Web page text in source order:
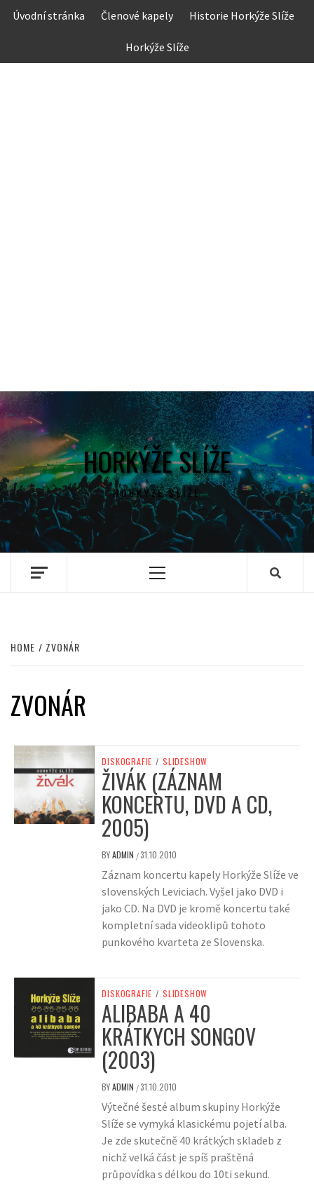
Skip
Úvodní stránka Členové kapely Historie Horkýže Slíže
Horkýže Slíže
HORKÝŽE SLÍŽE
HORKÝŽE SLÍŽE
Primary
HOME ZVONÁR
ZVONÁR
DISKOGRAFIE / SLIDESHOW
ŽIVÁK (ZÁZNAM
KONCERTU, DVD A CD,
2005)
BYADMIN /31.10.2010
Záznam koncertu kapely Horkýže Slíže ve
slovenských Leviciach. Vyšel jako DVD i
jako CD. Na DVD je kromě koncertu také
kompletní sada videoklipů tohoto
punkového kvarteta ze Slovenska.
DISKOGRAFIE / SLIDESHOW
ALIBABA A 40
KRÁTKYCH SONGOV
(2003)
BYADMIN /31.10.2010
Výtečné šesté album skupiny Horkýže
Slíže se vymyká klasickému pojetí alba.
Je zde skutečně 40 krátkých skladeb z
nichž velká část je spíš praštěná
průpovídka s délkou do 10ti sekund.